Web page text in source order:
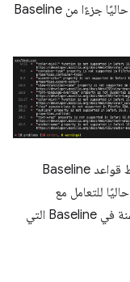
سيحدّد Stylelint الآن رموز CSS التي لا تشكّل حاليًا جزءًا من Baseline
يتيح لك ضبط قواعد Baseline
مباشرةً، ولكن إذا كنت تستخدم Browserslist حاليًا للتعامل مع
الإعدادات، سيكون استخدام طلبات البحث المضمّنة في Baseline التي